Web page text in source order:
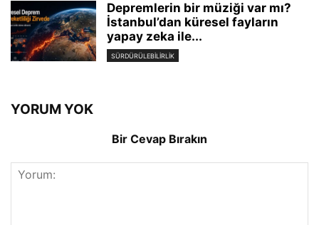
Depremlerin bir müziği var mı?
İstanbul’dan küresel fayların
yapay zeka ile...
SÜRDÜRÜLEBILIRLIK
YORUM YOK
Bir Cevap Bırakın